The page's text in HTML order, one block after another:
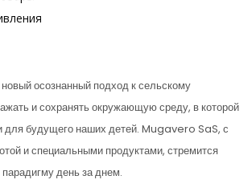
осознанный подход к сельскому
и сохранять окружающую среду, в которой
для будущего наших детей. Mugavero SaS, с
и специальными продуктами, стремится
день за днем.